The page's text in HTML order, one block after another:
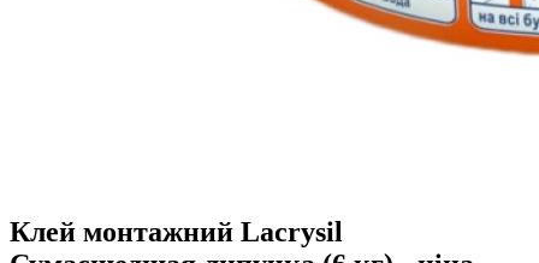
Клей монтажний Lacrysil